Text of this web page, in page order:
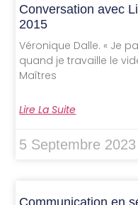
Conversation avec
2015
Véronique Dalle. « Je
quand je travaille le
Maîtres
Lire La Suite
5 Septembre 2023